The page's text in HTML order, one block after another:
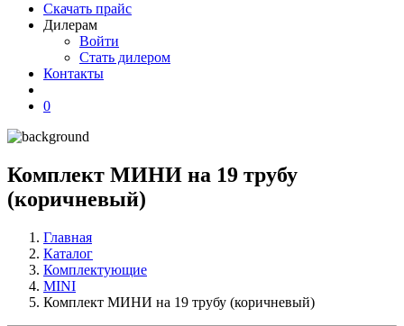
Скачать прайс
Дилерам
Войти
Стать дилером
Контакты
0
Комплект МИНИ на 19 трубу
(коричневый)
Главная
Каталог
Комплектующие
MINI
Комплект МИНИ на 19 трубу (коричневый)